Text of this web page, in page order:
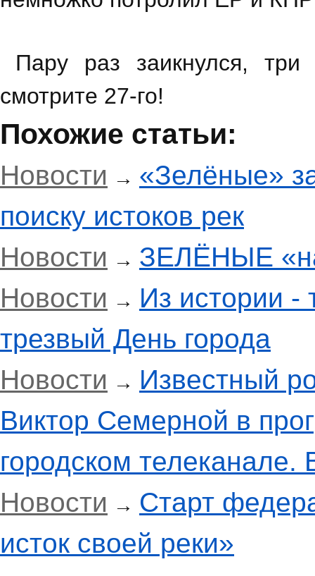
Пару раз заикнулся,
смотрите 27-го!
Похожие статьи:
Новости → «Зелёные»
поиску истоков рек
Новости → ЗЕЛЁНЫЕ
Новости → Из истории -
трезвый День города
Новости → Известный
Виктор Семерной в
городском телеканале.
Новости → Старт
исток своей реки»